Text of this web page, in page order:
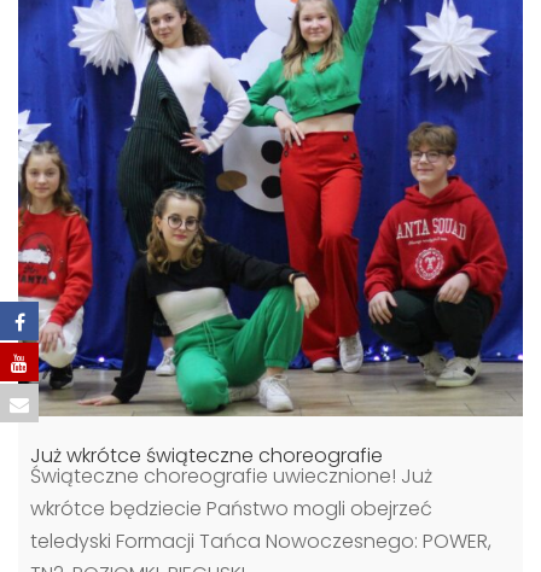
Już wkrótce świąteczne choreografie
Świąteczne choreografie uwiecznione! Już
wkrótce będziecie Państwo mogli obejrzeć
teledyski Formacji Tańca Nowoczesnego: POWER,